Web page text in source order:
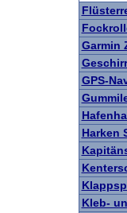
Garmin
Geschirr
GPS-
Harken
Kleb-